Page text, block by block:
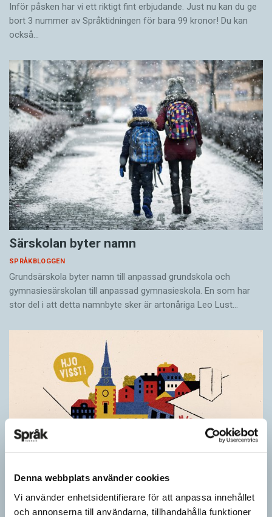
Denna webbplats använder cookies
Vi använder enhetsidentifierare för att anpassa innehållet
och annonserna till användarna, tillhandahålla funktioner
Inför påsken har vi ett riktigt fint erbjudande. Just nu kan du ge
bort 3 nummer av Språktidningen för bara 99 kronor! Du kan
också…
Särskolan byter namn
SPRÅKBLOGGEN
Grundsärskola byter namn till anpassad grundskola och
gymnasiesärskolan till anpassad gymnasieskola. En som har
stor del i att detta namnbyte sker är artonåriga Leo Lust…